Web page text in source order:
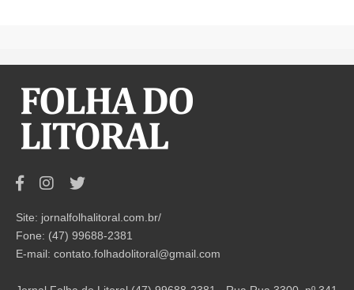
Site: jornalfolhalitoral.com.br/
Fone: (47) 99688-2381
E-mail: contato.folhadolitoral@gmail.com